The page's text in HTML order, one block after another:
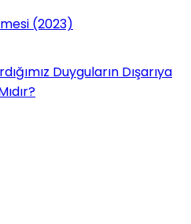
(2023)
Duyguların Dışarıya